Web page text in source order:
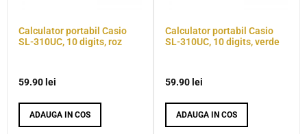
Calculator portabil Casio
SL-310UC, 10 digits, roz
59.90 lei
ADAUGA IN COS
Calculator portabil Casio
SL-310UC, 10 digits, verde
59.90 lei
ADAUGA IN COS